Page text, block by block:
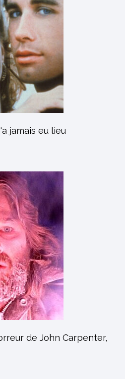
jamais eu lieu
de John Carpenter,